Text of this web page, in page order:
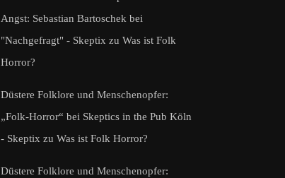
Angst: Sebastian Bartoschek bei
"Nachgefragt" - Skeptix zu Was ist Folk
Horror?
Düstere Folklore und Menschenopfer:
„Folk-Horror“ bei Skeptics in the Pub Köln
- Skeptix zu Was ist Folk Horror?
Düstere Folklore und Menschenopfer: